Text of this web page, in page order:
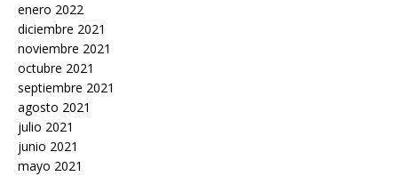
enero 2022
diciembre 2021
noviembre 2021
octubre 2021
septiembre 2021
agosto 2021
julio 2021
junio 2021
mayo 2021